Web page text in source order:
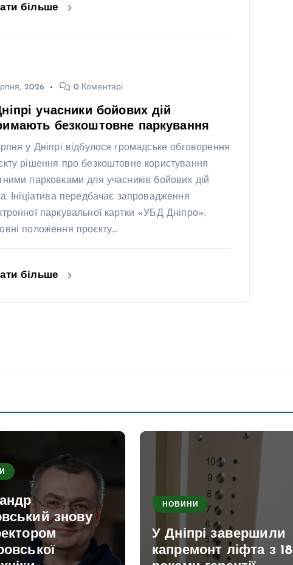
більше
2026 0 Коментарі
учасники бойових дій
безкоштовне паркування
у Дніпрі відбулося громадське обговорення
рішення про безкоштовне користування
парковками для учасників бойових дій
Ініціатива передбачає запровадження
паркувальної картки «УБД Дніпро».
положення проєкту…
більше
знову
НОВИНИ
У Дніпрі завершили
капремонт ліфта з 18